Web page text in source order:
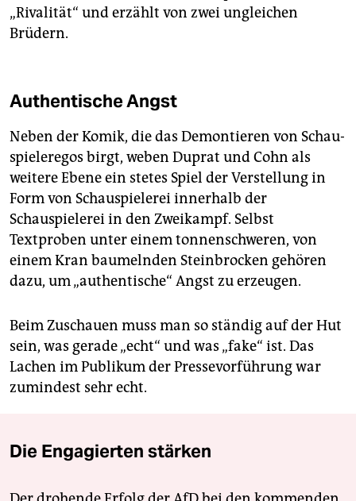
„Rivalität“ und erzählt von zwei ungleichen
Brüdern.
Authentische Angst
Neben der Komik, die das Demontieren von Schau­
spie­leregos birgt, weben Duprat und Cohn als
weitere Ebene ein stetes Spiel der Verstellung in
Form von Schauspielerei innerhalb der
Schauspielerei in den Zweikampf. Selbst
Textproben unter einem tonnenschweren, von
einem Kran baumelnden Steinbrocken gehören
dazu, um „authentische“ Angst zu erzeugen.
Beim Zuschauen muss man so ständig auf der Hut
sein, was gerade „echt“ und was „fake“ ist. Das
Lachen im Publikum der Pressevorführung war
zumindest sehr echt.
Die Engagierten stärken